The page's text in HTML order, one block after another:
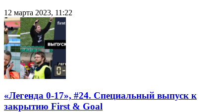
12 марта 2023, 11:22
«Легенда 0-17», #24. Специальный выпуск к
закрытию First & Goal